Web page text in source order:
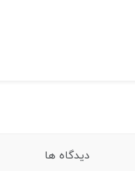
دیدگاه ها